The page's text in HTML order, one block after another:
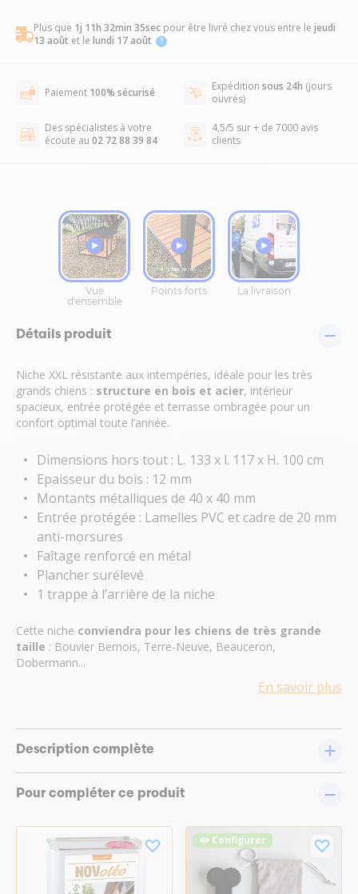
Plus que 1j 11h 32min 34sec pour être livré chez vous entre le jeudi
13 août et le lundi 17 août
Paiement 100% sécurisé Expédition sous 24h (jours
ouvrés)
Des spécialistes à votre
écoute au 02 72 88 39 84
4,5/5 sur + de 7000 avis
clients
Détails produit
Niche XXL résistante aux intempéries, idéale pour les très
grands chiens : structure en bois et acier, intérieur
spacieux, entrée protégée et terrasse ombragée pour un
confort optimal toute l’année.
Dimensions hors tout : L. 133 x l. 117 x H. 100 cm
Epaisseur du bois : 12 mm
Montants métalliques de 40 x 40 mm
Entrée protégée : Lamelles PVC et cadre de 20 mm
anti-morsures
Faîtage renforcé en métal
Plancher surélevé
1 trappe à l’arrière de la niche
Cette niche conviendra pour les chiens de très grande
taille : Bouvier Bernois, Terre-Neuve, Beauceron,
Dobermann...
En savoir plus
Description complète
Pour compléter ce produit
✏️ Configurer